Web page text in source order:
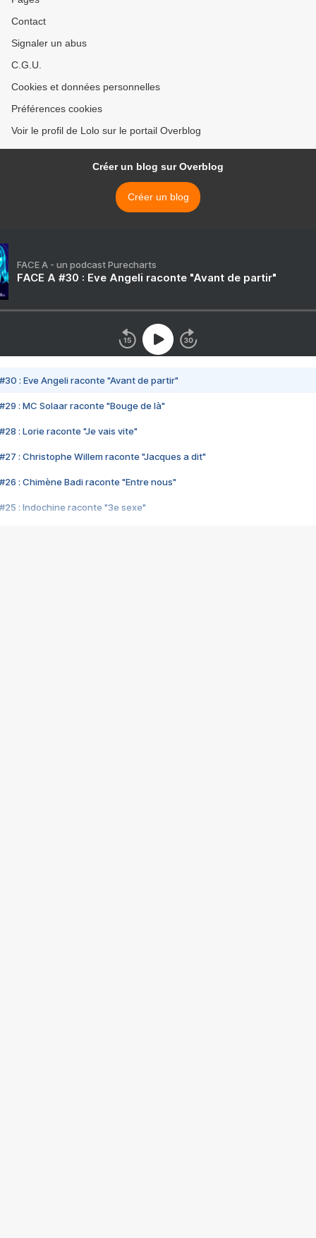
Contact
Signaler un abus
C.G.U.
Cookies et données personnelles
Préférences cookies
Voir le profil de Lolo sur le portail Overblog
Créer un blog sur Overblog
Créer un blog
FACE A - un podcast Purecharts
FACE A #30 : Eve Angeli raconte "Avant de partir"
#30 : Eve Angeli raconte "Avant de partir"
#29 : MC Solaar raconte "Bouge de là"
#28 : Lorie raconte "Je vais vite"
#27 : Christophe Willem raconte "Jacques a dit"
#26 : Chimène Badi raconte "Entre nous"
#25 : Indochine raconte "3e sexe"